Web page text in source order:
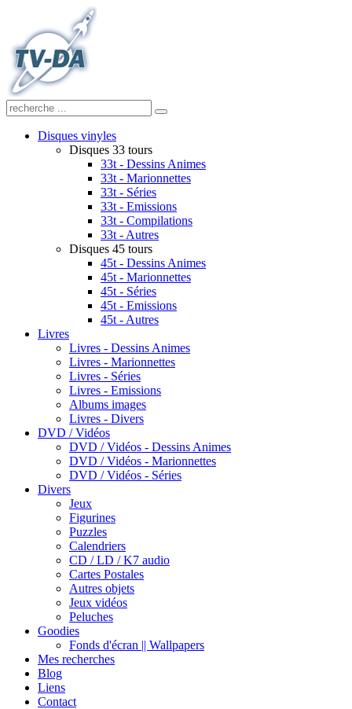
Disques vinyles
Disques 33 tours
33t - Dessins Animes
33t - Marionnettes
33t - Séries
33t - Emissions
33t - Compilations
33t - Autres
Disques 45 tours
45t - Dessins Animes
45t - Marionnettes
45t - Séries
45t - Emissions
45t - Autres
Livres
Livres - Dessins Animes
Livres - Marionnettes
Livres - Séries
Livres - Emissions
Albums images
Livres - Divers
DVD / Vidéos
DVD / Vidéos - Dessins Animes
DVD / Vidéos - Marionnettes
DVD / Vidéos - Séries
Divers
Jeux
Figurines
Puzzles
Calendriers
CD / LD / K7 audio
Cartes Postales
Autres objets
Jeux vidéos
Peluches
Goodies
Fonds d'écran || Wallpapers
Mes recherches
Blog
Liens
Contact